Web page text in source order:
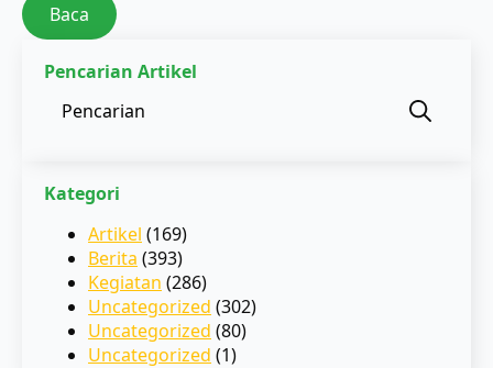
Baca
Pencarian Artikel
Kategori
Artikel (169)
Berita (393)
Kegiatan (286)
Uncategorized (302)
Uncategorized (80)
Uncategorized (1)